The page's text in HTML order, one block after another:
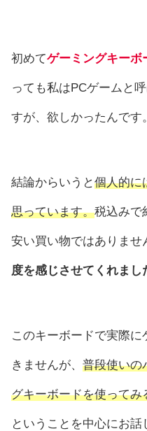
初めてゲーミングキーボ
っても私はPCゲームと
すが、欲しかったんです
結論からいうと個人的に
思っています。税込みで
安い買い物ではありませ
度を感じさせてくれまし
このキーボードで実際
きませんが、 普段使いの
グキーボードを使って
ということを中心にお話